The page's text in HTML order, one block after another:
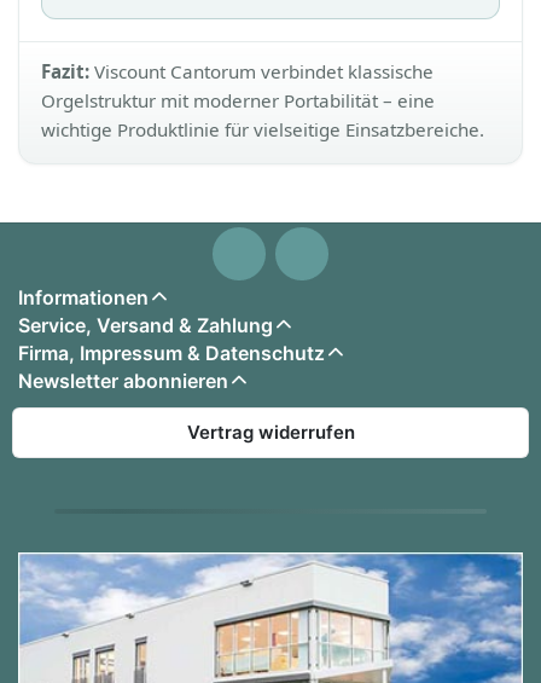
Fazit: Viscount Cantorum verbindet klassische
Orgelstruktur mit moderner Portabilität – eine
wichtige Produktlinie für vielseitige Einsatzbereiche.
Informationen
Service, Versand & Zahlung
Firma, Impressum & Datenschutz
Newsletter abonnieren
Vertrag widerrufen